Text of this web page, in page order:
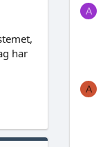
har
A
A